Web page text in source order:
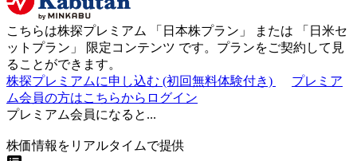
こちらは株探プレミアム 「 日本株プラン 」 または 「 日米セ
ットプラン 」 限定コンテンツ です。プランをご契約して見
ることができます。
株探プレミアムに申し込む (初回無料体験付き)
プレミア
ム会員の方はこちらからログイン
プレミアム会員になると...
株価情報をリアルタイムで提供